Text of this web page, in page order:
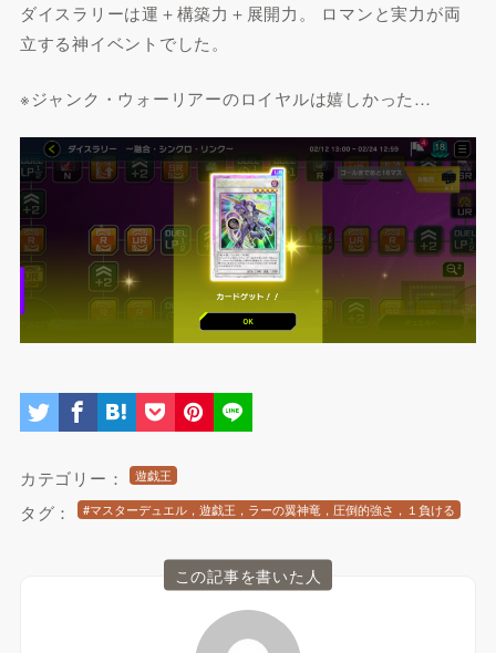
ダイスラリーは運＋構築力＋展開力。 ロマンと実力が両
立する神イベントでした。
※ジャンク・ウォーリアーのロイヤルは嬉しかった…
カテゴリー： 遊戯王
タグ： #マスターデュエル，遊戯王，ラーの翼神竜，圧倒的強さ，１負ける
この記事を書いた人